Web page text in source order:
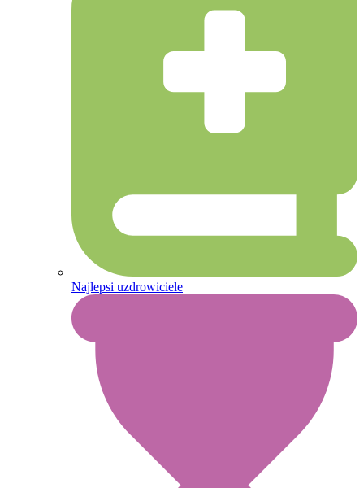
Najlepsi uzdrowiciele